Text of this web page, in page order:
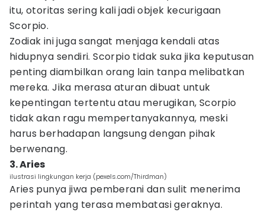
itu, otoritas sering kali jadi objek kecurigaan
Scorpio.
Zodiak ini juga sangat menjaga kendali atas
hidupnya sendiri. Scorpio tidak suka jika keputusan
penting diambilkan orang lain tanpa melibatkan
mereka. Jika merasa aturan dibuat untuk
kepentingan tertentu atau merugikan, Scorpio
tidak akan ragu mempertanyakannya, meski
harus berhadapan langsung dengan pihak
berwenang.
3. Aries
ilustrasi lingkungan kerja (pexels.com/Thirdman)
Aries punya jiwa pemberani dan sulit menerima
perintah yang terasa membatasi geraknya.